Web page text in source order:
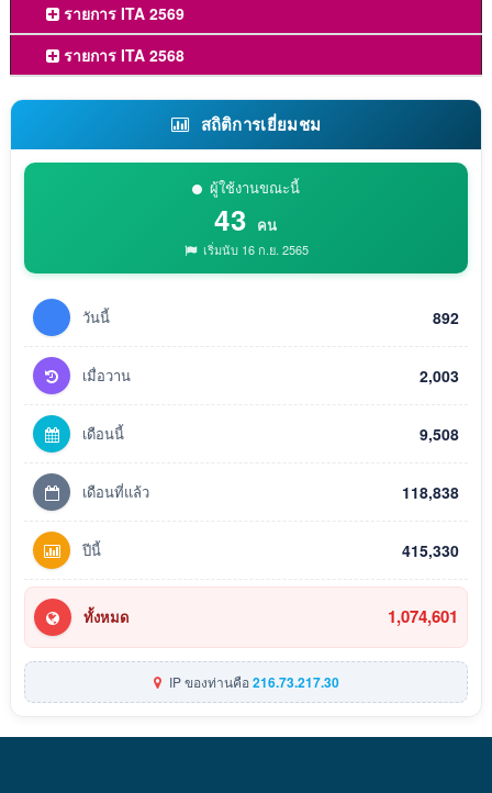
รายการ ITA 2569
รายการ ITA 2568
สถิติการเยี่ยมชม
ผู้ใช้งานขณะนี้
43 คน
เริ่มนับ 16 ก.ย. 2565
วันนี้ 892
เมื่อวาน 2,003
เดือนนี้ 9,508
เดือนที่แล้ว 118,838
ปีนี้ 415,330
ทั้งหมด 1,074,601
IP ของท่านคือ216.73.217.30